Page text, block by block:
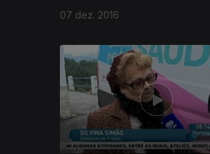
07 dez. 2016
261573